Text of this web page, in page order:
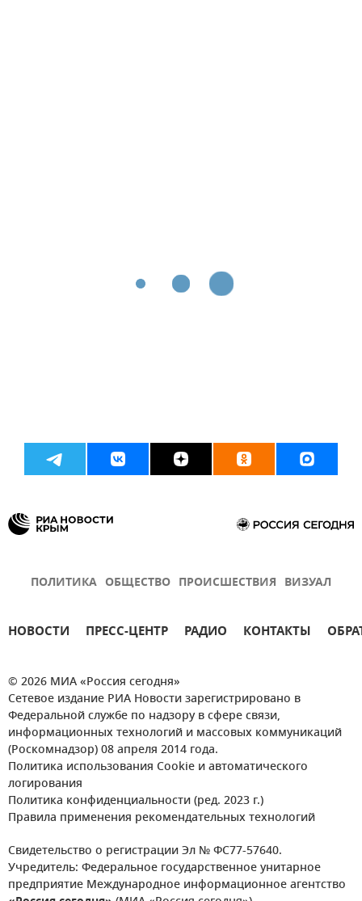
ПОЛИТИКА ОБЩЕСТВО ПРОИСШЕСТВИЯ ВИЗУАЛ
НОВОСТИ ПРЕСС-ЦЕНТР РАДИО КОНТАКТЫ
© 2026 МИА «Россия сегодня»
Сетевое издание РИА Новости зарегистрировано в
Федеральной службе по надзору в сфере связи,
информационных технологий и массовых коммуникаций
(Роскомнадзор) 08 апреля 2014 года.
Политика использования Cookie и автоматического
логирования
Политика конфиденциальности (ред. 2023 г.)
Правила применения рекомендательных технологий
Свидетельство о регистрации Эл № ФС77-57640.
Учредитель: Федеральное государственное унитарное
предприятие Международное информационное агентство